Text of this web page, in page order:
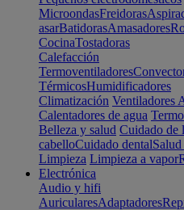
MicroondasFreidoras
asarBatidorasAmasadores
CocinaTostadoras
Calefacción
Termoventiladores
TérmicosHumidificadores
Climatización Ventiladores
Calentadores de agua
Belleza y salud Cuidado de
cabelloCuidado dental
Limpieza Limpieza a vapor
Electrónica
Audio y hifi
AuricularesAdaptadores